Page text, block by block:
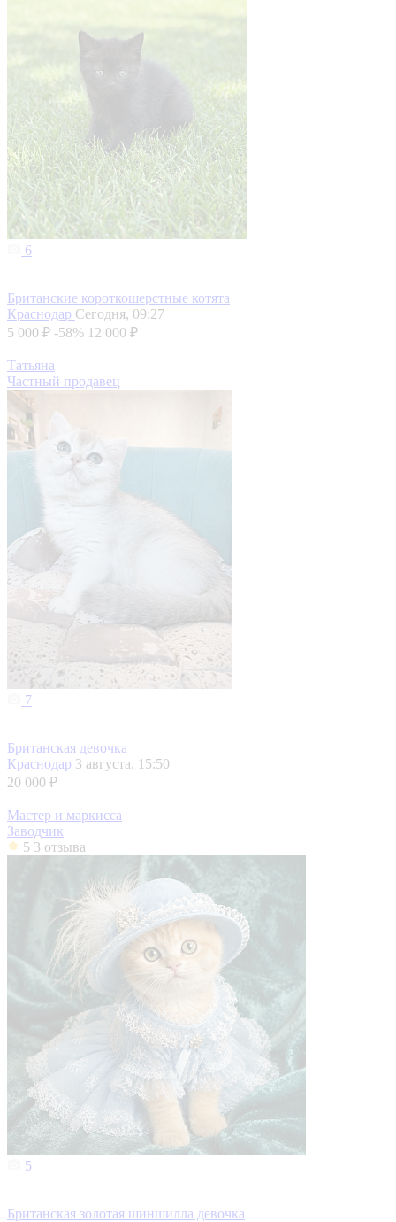
6
Британские короткошерстные котята
Краснодар Сегодня, 09:27
5 000 ₽ -58% 12 000 ₽
Татьяна
Частный продавец
7
Британская девочка
Краснодар 3 августа, 15:50
20 000 ₽
Мастер и маркисса
Заводчик
5 3 отзыва
5
Британская золотая шиншилла девочка